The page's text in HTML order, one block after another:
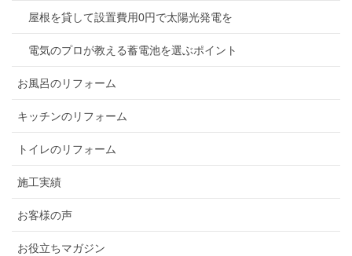
屋根を貸して設置費用0円で太陽光発電を
電気のプロが教える蓄電池を選ぶポイント
お風呂のリフォーム
キッチンのリフォーム
トイレのリフォーム
施工実績
お客様の声
お役立ちマガジン